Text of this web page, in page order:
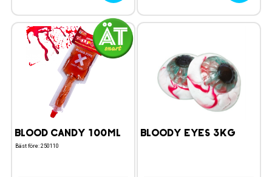
Blood Candy 100ml
Bäst före: 250110
Bloody Eyes 3kg